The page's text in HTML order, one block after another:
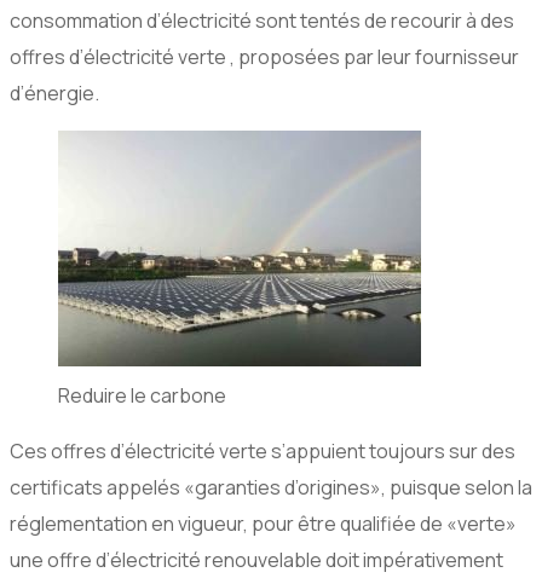
consommation d’électricité sont tentés de recourir à des
offres d’électricité verte , proposées par leur fournisseur
d’énergie.
Reduire le carbone
Ces offres d’électricité verte s’appuient toujours sur des
certificats appelés «garanties d’origines», puisque selon la
réglementation en vigueur, pour être qualifiée de «verte»
une offre d’électricité renouvelable doit impérativement